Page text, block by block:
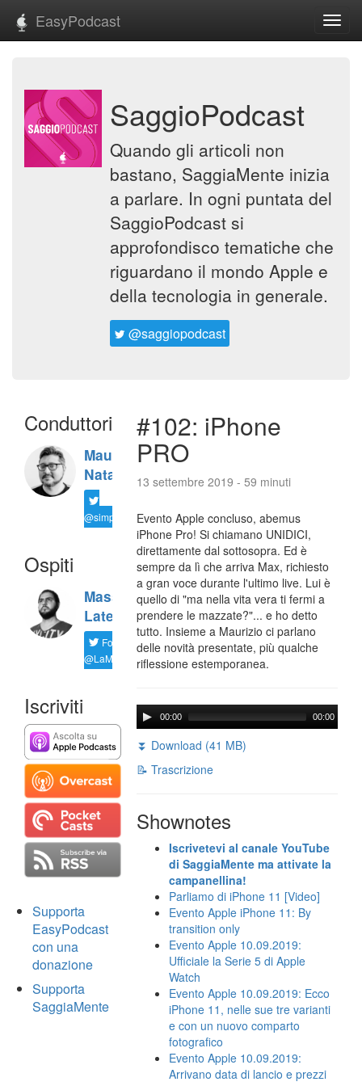
EasyPodcast
SaggioPodcast
Quando gli articoli non
bastano, SaggiaMente inizia
a parlare. In ogni puntata del
SaggioPodcast si
approfondisco tematiche che
riguardano il mondo Apple e
della tecnologia in generale.
@saggiopodcast
Conduttori
Maurizio
Natali
@simplemal
Ospiti
Massimiliano
Latella
Follow
@LaMaxImages
Iscriviti
Supporta
EasyPodcast
con una
donazione
Supporta
SaggiaMente
#102: iPhone
PRO
13 settembre 2019 - 59 minuti
Evento Apple concluso, abemus
iPhone Pro! Si chiamano UNIDICI,
direttamente dal sottosopra. Ed è
sempre da lì che arriva Max, richiesto
a gran voce durante l'ultimo live. Lui è
quello di "ma nella vita vera ti fermi a
prendere le mazzate?"... e ho detto
tutto. Insieme a Maurizio ci parlano
delle novità presentate, più qualche
riflessione estemporanea.
00:00 00:00
⏬ Download (41 MB)
📝 Trascrizione
Shownotes
Iscrivetevi al canale YouTube
di SaggiaMente ma attivate la
campanellina!
Parliamo di iPhone 11 [Video]
Evento Apple iPhone 11: By
transition only
Evento Apple 10.09.2019:
Ufficiale la Serie 5 di Apple
Watch
Evento Apple 10.09.2019: Ecco
iPhone 11, nelle sue tre varianti
e con un nuovo comparto
fotografico
Evento Apple 10.09.2019:
Arrivano data di lancio e prezzi